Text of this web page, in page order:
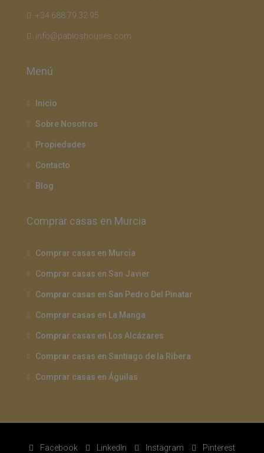
+34 688 79 32 95
info@pabloshouses.com
Menú
Inicio
Sobre Nosotros
Propiedades
Contacto
Blog
Comprar casas en Murcia
Comprar casas en Murcia
Comprar casas en San Javier
Comprar casas en San Pedro Del Pinatar
Comprar casas en La Manga
Comprar casas en Los Alcázares
Comprar casas en Santiago de la Ribera
Comprar casas en Águilas
Facebook LinkedIn Instagram Pinterest